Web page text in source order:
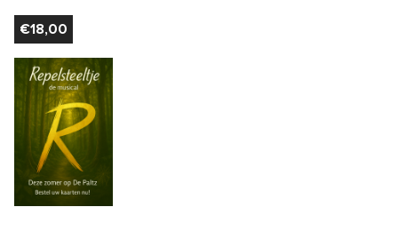
€18,00